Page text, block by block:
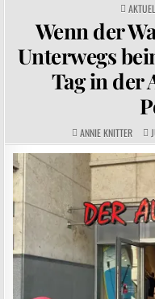
Wenn der
Unterwegs
Tag in der
AUTHOR:
ANNIE KNITTER